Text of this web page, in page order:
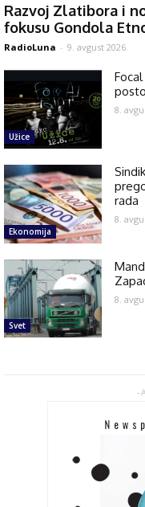
Razvoj Zlatibora i
fokusu Gondola
RadioLuna - 9. avgust 2026.
Užice
8.
Ekonomija
rada
8.
Svet
8.
-